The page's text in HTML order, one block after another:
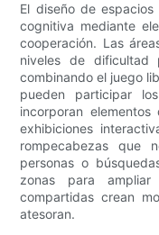
El diseño de
cognitiva mediante
cooperación. Las
niveles de dificultad
combinando el juego
pueden participar
incorporan
exhibiciones
rompecabezas que
personas o
zonas para
compartidas crean
atesoran.